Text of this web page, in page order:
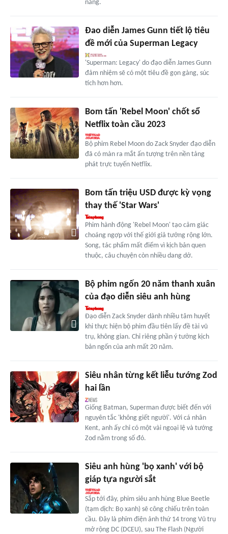
năng.
Đao diễn James Gunn tiết lộ tiêu
đề mới của Superman Legacy
'Superman: Legacy' do đạo diễn James Gunn
đảm nhiệm sẽ có một tiêu đề gọn gàng, súc
tích hơn hơn.
Bom tấn 'Rebel Moon' chốt sổ
Netflix toàn cầu 2023
Bộ phim Rebel Moon do Zack Snyder đạo diễn
đã có màn ra mắt ấn tượng trên nền tảng
phát trực tuyến Netflix.
Bom tấn triệu USD được kỳ vọng
thay thế 'Star Wars'
Phim hành động 'Rebel Moon' tạo cảm giác
choáng ngợp với thế giới giả tưởng rộng lớn.
Song, tác phẩm mất điểm vì kịch bản quen
thuộc, câu chuyện còn nhiều dang dở.
Bộ phim ngốn 20 năm thanh xuân
của đạo diễn siêu anh hùng
Đạo diễn Zack Snyder dành nhiều tâm huyết
khi thực hiện bộ phim đầu tiên lấy đề tài vũ
trụ, không gian. Chỉ riêng phần ý tưởng kịch
bản ngốn của anh mất 20 năm.
Siêu nhân từng kết liễu tướng Zod
hai lần
Giống Batman, Superman được biết đến với
nguyên tắc 'không giết người'. Với cá nhân
Kent, anh ấy chỉ có một vài ngoại lệ và tướng
Zod nằm trong số đó.
Siêu anh hùng 'bọ xanh' với bộ
giáp tựa người sắt
Sắp tới đây, phim siêu anh hùng Blue Beetle
(tạm dịch: Bọ xanh) sẽ công chiếu trên toàn
cầu. Đây là phim điện ảnh thứ 14 trong Vũ trụ
mở rộng DC (DCEU), sau The Flash (Người